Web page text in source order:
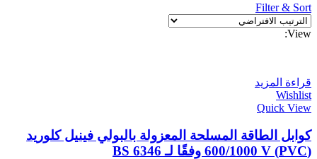
Filter & Sort
View:
قراءة المزيد
Wishlist
Quick View
كوابل الطاقة المسلحة المعزولة بالبولي فينيل كلوريد
(PVC) 600/1000 V وفقًا لـ BS 6346